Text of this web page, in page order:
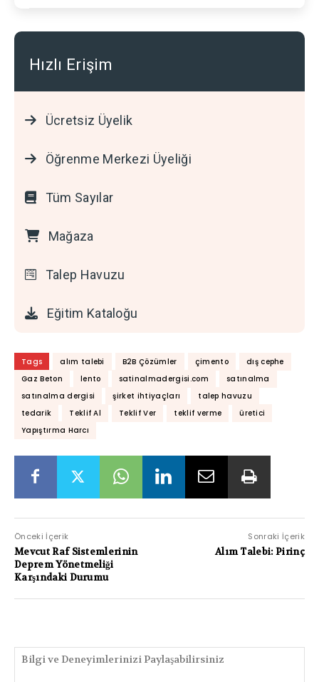
Hızlı Erişim
Ücretsiz Üyelik
Öğrenme Merkezi Üyeliği
Tüm Sayılar
Mağaza
Talep Havuzu
Eğitim Kataloğu
Tags alım talebi B2B Çözümler çimento
dış cephe
Gaz Beton
lento satinalmadergisi.com
satınalma
satınalma dergisi
şirket ihtiyaçları
talep havuzu
tedarik
Teklif Al Teklif Ver teklif verme
üretici
Yapıştırma Harcı
Önceki İçerik
Mevcut Raf Sistemlerinin
Deprem Yönetmeliği
Karşındaki Durumu
Sonraki İçerik
Alım Talebi: Pirinç